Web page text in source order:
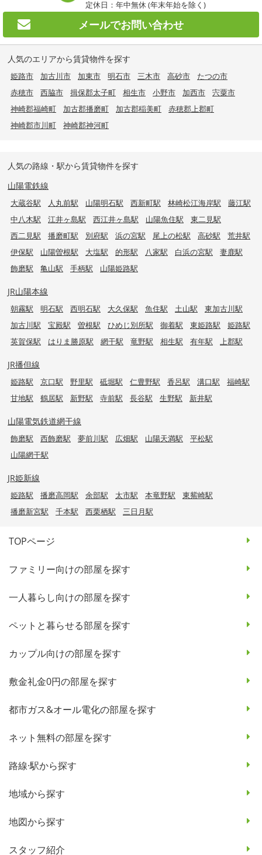
定休日：年中無休 (年末年始を除く)
メールでお問い合わせ
人気のエリアから賃貸物件を探す
姫路市 加古川市 加東市 明石市 三木市 高砂市
たつの市
赤穂市
西脇市 揖保郡太子町 相生市 小野市 加西市
宍粟市
神崎郡福崎町
加古郡播磨町 加古郡稲美町
赤穂郡上郡町
神崎郡市川町
神崎郡神河町
人気の路線・駅から賃貸物件を探す
山陽電鉄線
大蔵谷駅 人丸前駅 山陽明石駅 西新町駅 林崎松江海岸駅
藤江駅
中八木駅
江井ヶ島駅 西江井ヶ島駅 山陽魚住駅
東二見駅
西二見駅
播磨町駅 別府駅 浜の宮駅 尾上の松駅 高砂駅
荒井駅
伊保駅
山陽曽根駅 大塩駅 的形駅 八家駅 白浜の宮駅
妻鹿駅
飾磨駅
亀山駅 手柄駅 山陽姫路駅
JR山陽本線
朝霧駅 明石駅 西明石駅 大久保駅 魚住駅 土山駅
東加古川駅
加古川駅
宝殿駅 曽根駅 ひめじ別所駅 御着駅 東姫路駅
姫路駅
英賀保駅
はりま勝原駅 網干駅 竜野駅 相生駅 有年駅 上郡駅
JR播但線
姫路駅 京口駅 野里駅 砥堀駅 仁豊野駅 香呂駅 溝口駅
福崎駅
甘地駅
鶴居駅 新野駅 寺前駅 長谷駅 生野駅 新井駅
山陽電気鉄道網干線
飾磨駅 西飾磨駅 夢前川駅 広畑駅 山陽天満駅
平松駅
山陽網干駅
JR姫新線
姫路駅 播磨高岡駅 余部駅 太市駅 本竜野駅
東觜崎駅
播磨新宮駅
千本駅 西栗栖駅 三日月駅
TOPページ
ファミリー向けの部屋を探す
一人暮らし向けの部屋を探す
ペットと暮らせる部屋を探す
カップル向けの部屋を探す
敷金礼金0円の部屋を探す
都市ガス&オール電化の部屋を探す
ネット無料の部屋を探す
路線·駅から探す
地域から探す
地図から探す
スタッフ紹介